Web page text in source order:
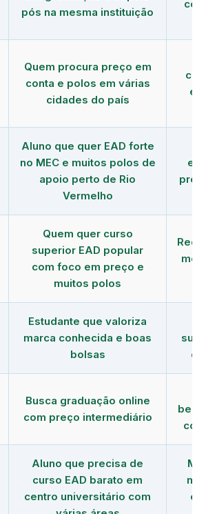
pós na mesma instituição
Quem procura preço em
conta e polos em várias
cidades do país
Aluno que quer EAD forte
no MEC e muitos polos de
apoio perto de Rio
Vermelho
Quem quer curso
superior EAD popular
com foco em preço e
muitos polos
Estudante que valoriza
marca conhecida e boas
bolsas
Busca graduação online
com preço intermediário
Aluno que precisa de
curso EAD barato em
centro universitário com